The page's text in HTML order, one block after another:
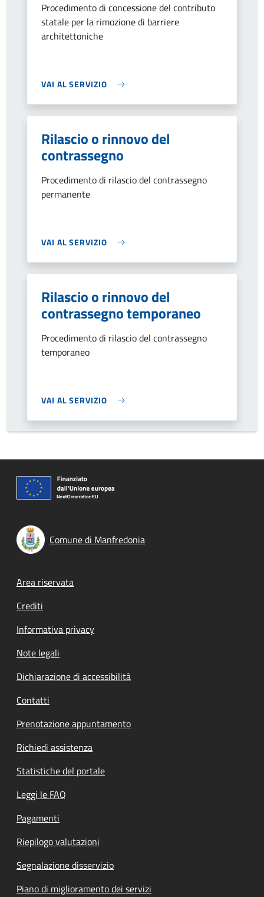
Procedimento di concessione del contributo
statale per la rimozione di barriere
architettoniche
VAI AL SERVIZIO
Rilascio o rinnovo del
contrassegno
Procedimento di rilascio del contrassegno
permanente
VAI AL SERVIZIO
Rilascio o rinnovo del
contrassegno temporaneo
Procedimento di rilascio del contrassegno
temporaneo
VAI AL SERVIZIO
Comune di Manfredonia
Footer menu
Area riservata
Crediti
Informativa privacy
Note legali
Dichiarazione di accessibilità
Contatti
Prenotazione appuntamento
Richiedi assistenza
Statistiche del portale
Leggi le FAQ
Pagamenti
Riepilogo valutazioni
Segnalazione disservizio
Piano di miglioramento dei servizi